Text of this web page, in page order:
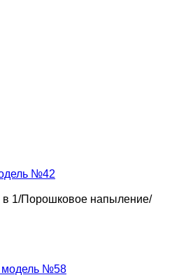
№42
1/Порошковое напыление/